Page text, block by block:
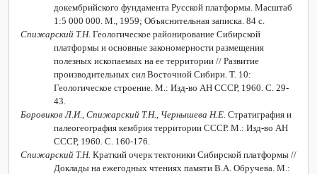
докембрийского фундамента Русской платформы. Масштаб
1:5 000 000. М., 1959; Объяснительная записка. 84 с.
Спижарский Т.Н. Геологическое районирование Сибирской
платформы и основные закономерности размещения
полезных ископаемых на ее территории // Развитие
производительных сил Восточной Сибири. Т. 10:
Геологическое строение. М.: Изд-во АН СССР, 1960. С. 29-
43.
Боровиков Л.И., Спижарский Т.Н., Чернышева Н.Е. Стратиграфия и
палеогеография кембрия территории СССР. М.: Изд-во АН
СССР, 1960. С. 160-176.
Спижарский Т.Н. Краткий очерк тектоники Сибирской платформы //
Доклады на ежегодных чтениях памяти В.А. Обручева. М.: